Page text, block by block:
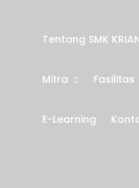
Tentang SMK
Mitra Fasilitas
E-Learning